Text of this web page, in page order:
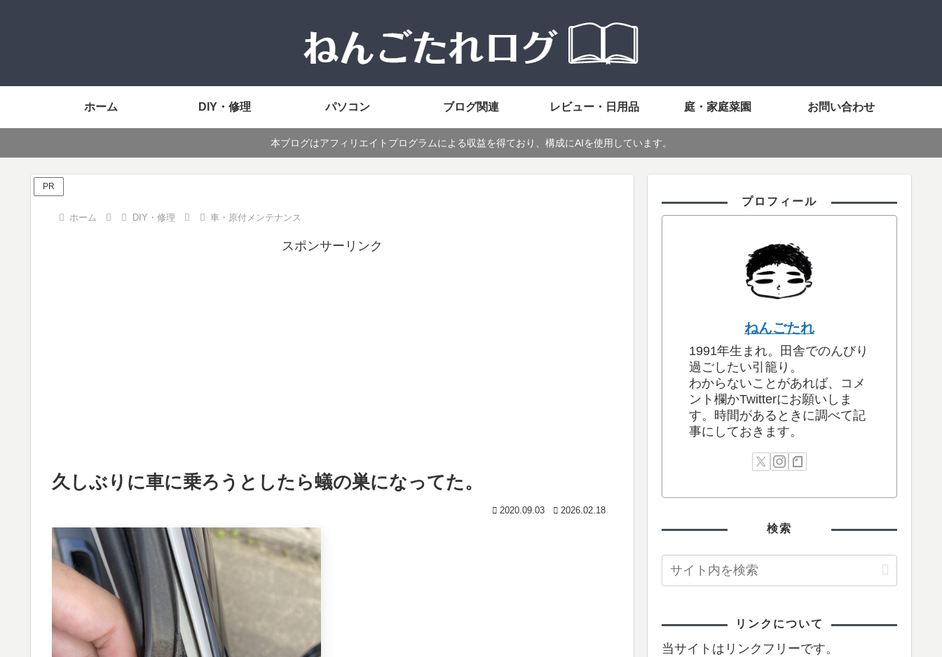
ホーム DIY・修理 パソコン ブログ関連 レビュー・日用品 庭・家庭菜園 お問い合わせ
本ブログはアフィリエイトプログラムによる収益を得ており、構成にAIを使用しています。
PR
ホーム DIY・修理 車・原付メンテナンス
スポンサーリンク
久しぶりに車に乗ろうとしたら蟻の巣になってた。
2020.09.03 2026.02.18
プロフィール
ねんごたれ
1991年生まれ。田舎でのんびり
過ごしたい引籠り。
わからないことがあれば、コメ
ント欄かTwitterにお願いしま
す。時間があるときに調べて記
事にしておきます。
検索
リンクについて
当サイトはリンクフリーです。